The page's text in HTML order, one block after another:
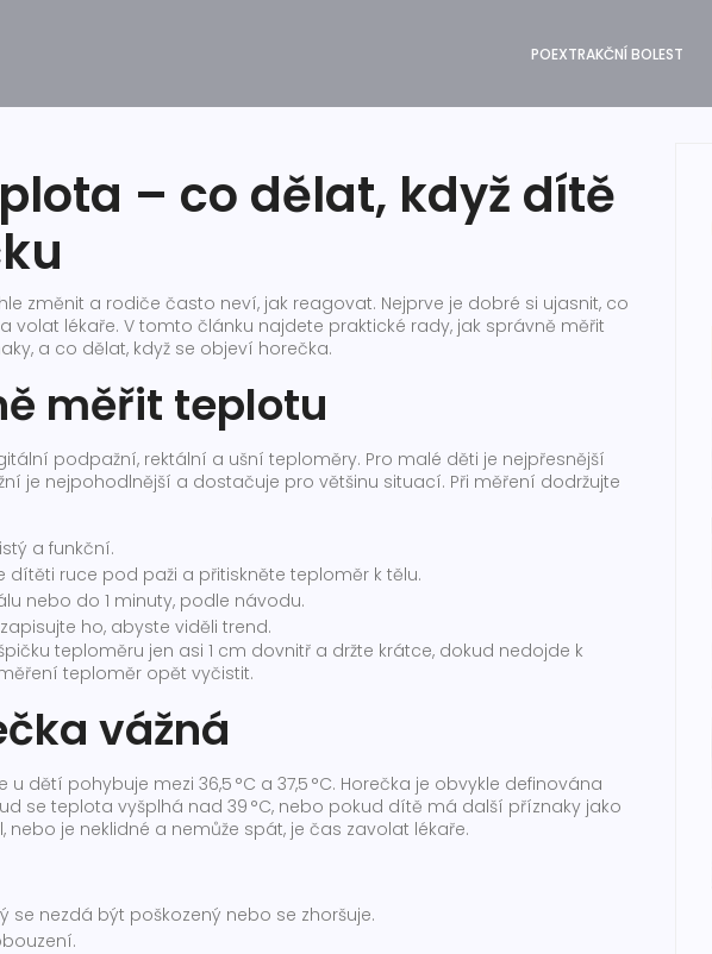
POEXTRAKČNÍ BOLEST
– co dělat, když dítě
změnit a rodiče často neví, jak reagovat. Nejprve je dobré si ujasnit, co
volat lékaře. V tomto článku najdete praktické rady, jak správně měřit
a co dělat, když se objeví horečka.
měřit teplotu
podpažní, rektální a ušní teploměry. Pro malé děti je nejpřesnější
je nejpohodlnější a dostačuje pro většinu situací. Při měření dodržujte
a funkční.
ruce pod paži a přitiskněte teploměr k tělu.
nebo do 1 minuty, podle návodu.
ho, abyste viděli trend.
teploměru jen asi 1 cm dovnitř a držte krátce, dokud nedojde k
teploměr opět vyčistit.
vážná
dětí pohybuje mezi 36,5 °C a 37,5 °C. Horečka je obvykle definována
se teplota vyšplhá nad 39 °C, nebo pokud dítě má další příznaky jako
nebo je neklidné a nemůže spát, je čas zavolat lékaře.
se nezdá být poškozený nebo se zhoršuje.